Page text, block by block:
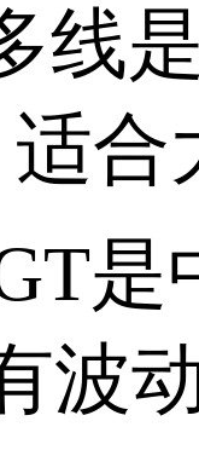
是
适
中
波